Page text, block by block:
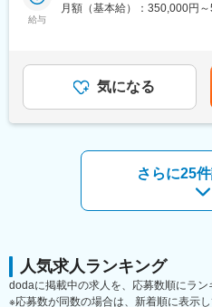
お客さま・地域の課題解決力
変更の範囲：会社の定める業務
和、平成の四代にわたり、香
ない基盤と信用を培って続い
百十四グループ 「長期ビジョ
＜私たちが実現したいこと＞
◇私たちの存在意義は、お客
し、汗をかき、その課題解決
解決に向けたパートナーとし
な”と一緒に環境・社会価値の
創っていきます。
給与
月額（基本給）：350,000円
目安の金額であり、選考を通
給(月額)は固定手当を含めた表
気になる
さらに25
人気求人ランキング
dodaに掲載中の求人を、応募数順にラン
※応募数が同数の場合は、新着順に表示し